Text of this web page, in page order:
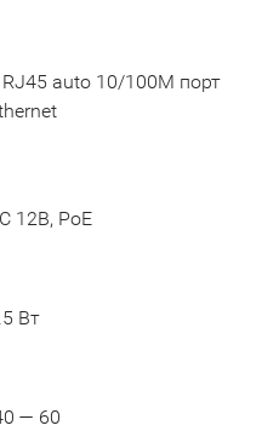
RJ45 auto 10/100M порт
12В, PoE
Вт
— 60